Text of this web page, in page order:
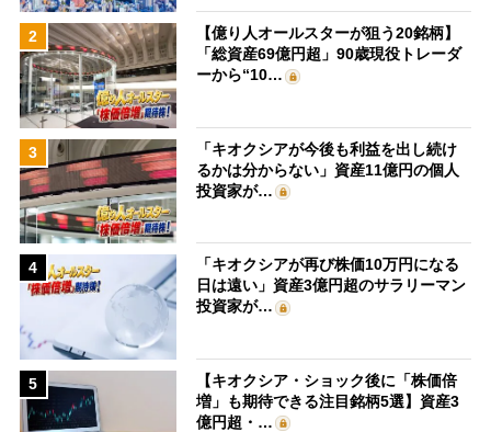
2
【億り人オールスターが狙う20銘柄】
「総資産69億円超」90歳現役トレーダ
ーから“10…
3
「キオクシアが今後も利益を出し続け
るかは分からない」資産11億円の個人
投資家が…
4
「キオクシアが再び株価10万円になる
日は遠い」資産3億円超のサラリーマン
投資家が…
5
【キオクシア・ショック後に「株価倍
増」も期待できる注目銘柄5選】資産3
億円超・…